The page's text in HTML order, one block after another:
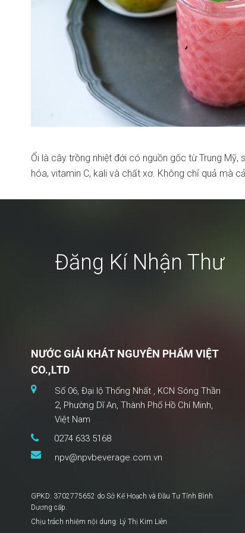
Ổi là cây trồng nhiệt đới có nguồn gốc từ Trung
hóa, vitamin C, kali và chất xơ. Không chỉ quả mà
Đăng Kí Nhận Thư
NƯỚC GIẢI KHÁT NGUYÊN PHẨM VIỆT
CO.,LTD
Số 06, Đại lộ Thống Nhất , KCN Sóng Thần
2, Phường Dĩ An, Thành Phố Hồ Chí Minh,
Việt Nam
0274 633 5168
npv@npvbeverage.com.vn
GPKD: 3702775652 do Sở Kế Hoạch và Đầu Tư Tỉnh Bình
Dương cấp.
Chịu trách nhiệm nội dung: Lý Thị Kim Liên